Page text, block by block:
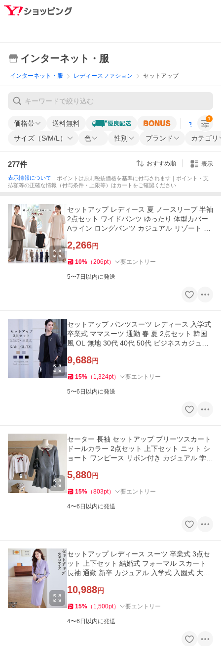
インターネット・服
インターネット・服 レディースファション セットアップ
価格帯 送料無料 すべての条
サイズ（S/M/L） 色 性別 ブランド カテゴリ
1
277件 おすすめ順 表示
表示情報について ｜ポイントは原則税抜価格を基準に付与されます｜ポイント・支
払額等の正確な情報（付与条件・上限等）はカートをご確認ください
セットアップ レディース 夏 ノースリーブ 半袖
2点セット ワイドパンツ ゆったり 体型カバー
Aライン ロングパンツ カジュアル リゾート 部
2,266円
10% （206pt） 要エントリー
5〜7日以内に発送
セットアップ パンツスーツ レディース 入学式
卒業式 ママスーツ 通勤 春 夏 2点セット 韓国
風 OL 無地 30代 40代 50代 ビジネスカジュア
9,688円
15% （ 1,324pt） 要エントリー
5〜6日以内に発送
セーター 長袖 セットアップ プリーツスカート
ドールカラー 2点セット 上下セット ニット シ
ョート ワンピース リボン付き カジュアル 学生
5,880円
15% （803pt） 要エントリー
4〜6日以内に発送
セットアップ レディース スーツ 卒業式 3点セ
ット 上下セット 結婚式 フォーマル スカート
長袖 通勤 新卒 カジュアル 入学式 入園式 大き
10,988円
15% （ 1,500pt） 要エントリー
4〜6日以内に発送